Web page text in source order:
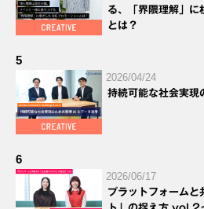
る、「界隈理解」
とは？
5
2026/04/24
持続可能な社会実現
6
2026/06/17
プラットフォームと